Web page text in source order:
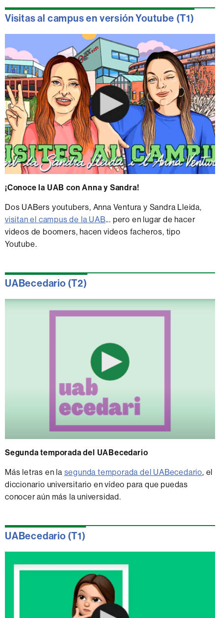
Visitas al campus en versión Youtube (T1)
¡Conoce la UAB con Anna y Sandra!
Dos UABers youtubers, Anna Ventura y Sandra Lleida,
visitan el campus de la UAB... pero en lugar de hacer
videos de boomers, hacen videos facheros, tipo
Youtube.
UABecedario (T2)
Segunda temporada del UABecedario
Más letras en la segunda temporada del UABecedario, el
diccionario universitario en vídeo para que puedas
conocer aún más la universidad.
UABecedario (T1)